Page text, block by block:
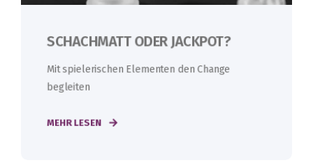
SCHACHMATT ODER JACKPOT?
Mit spielerischen Elementen den Change
begleiten
MEHR LESEN